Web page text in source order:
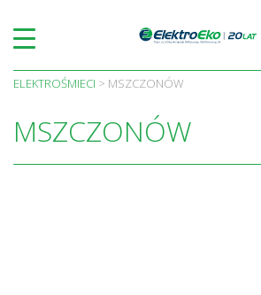
content
ELEKTROŚMIECI > MSZCZONÓW
MSZCZONÓW